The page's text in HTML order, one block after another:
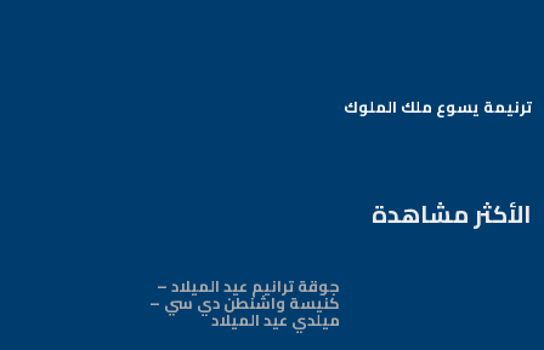
ترنيمة يسوع ملك الملوك
الأكثر مشاهدة
جوقة ترانيم عيد الميلاد –
كنيسة واشنطن دي سي –
ميلدي عيد الميلاد